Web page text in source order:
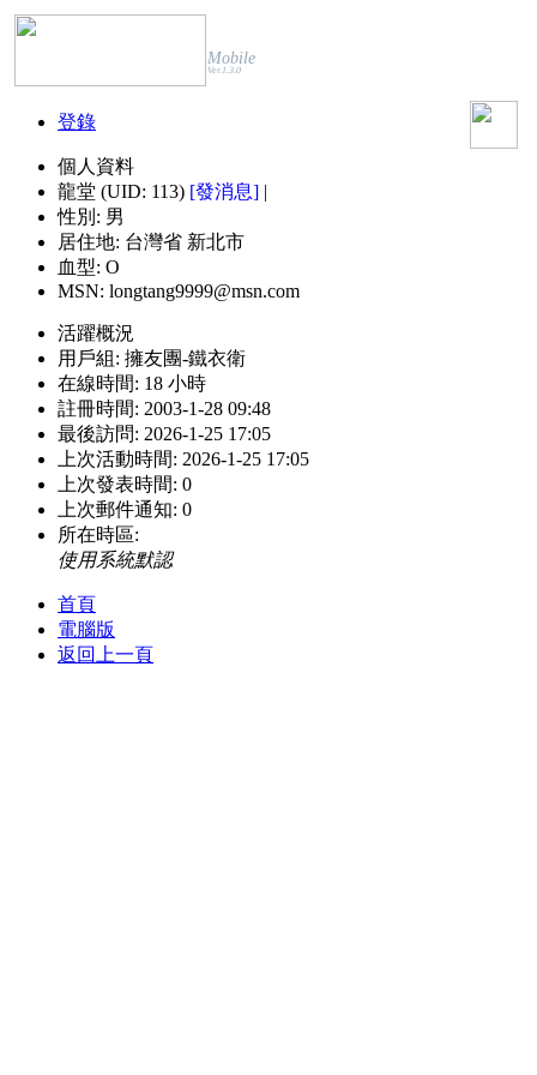
Mobile
Ver.1.3.0
登錄
個人資料
龍堂 (UID: 113) [發消息] |
性別: 男
居住地: 台灣省 新北市
血型: O
MSN: longtang9999@msn.com
活躍概況
用戶組: 擁友團-鐵衣衛
在線時間: 18 小時
註冊時間: 2003-1-28 09:48
最後訪問: 2026-1-25 17:05
上次活動時間: 2026-1-25 17:05
上次發表時間: 0
上次郵件通知: 0
所在時區:
使用系統默認
首頁
電腦版
返回上一頁